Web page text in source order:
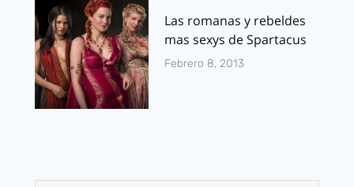
Las romanas y rebeldes
mas sexys de Spartacus
Febrero 8, 2013